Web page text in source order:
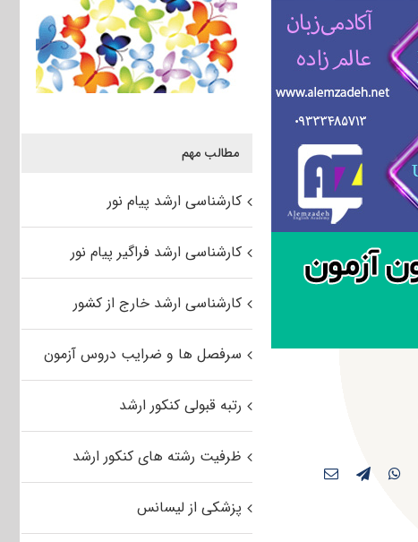
مطالب مهم
کارشناسی ارشد پیام نور
کارشناسی ارشد فراگیر پیام نور
کارشناسی ارشد خارج از کشور
سرفصل ها و ضرایب دروس آزمون
رتبه قبولی کنکور ارشد
ظرفیت رشته های کنکور ارشد
پزشکی از لیسانس